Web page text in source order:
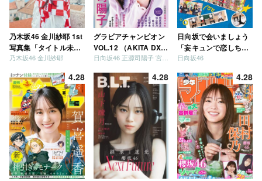
乃木坂46 金川紗耶 1st
写真集「タイトル未
定」
乃木坂46 金川紗耶
グラビアチャンピオン
VOL.12 （AKITA DXシ
リーズ）
日向坂46 正源司陽子 宮地すみれ
日向坂で会いましょう
「妄キュンで恋しちゃ
いましょう」「どっち
う」「ご褒美でロケし
ましょう」「フレンド
リーになりましょう」
「笑って卒業を祝いま
しょう」 [Blu-ray]
日向坂46
4.28 4.28 4.28